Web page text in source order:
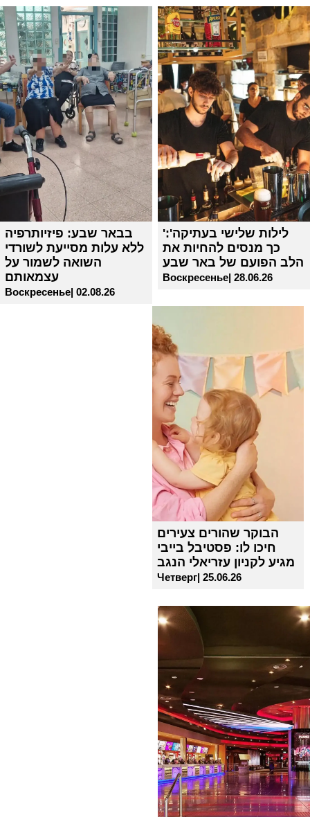
בבאר שבע: פיזיותרפיה
ללא עלות מסייעת לשורדי
השואה לשמור על
עצמאותם
Воскресенье| 02.08.26
'לילות שלישי בעתיקה':
כך מנסים להחיות את
הלב הפועם של באר שבע
Воскресенье| 28.06.26
הבוקר שהורים צעירים
חיכו לו: פסטיבל בייבי
מגיע לקניון עזריאלי הנגב
Четверг| 25.06.26